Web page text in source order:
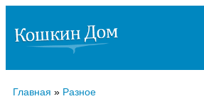
Главная » Разное